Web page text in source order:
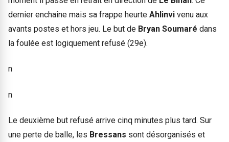
dernier enchaîne mais sa frappe heurte Ahlinvi venu aux
avants postes et hors jeu. Le but de Bryan Soumaré dans
la foulée est logiquement refusé (29e).
n
n
Le deuxième but refusé arrive cinq minutes plus tard. Sur
une perte de balle, les Bressans sont désorganisés et